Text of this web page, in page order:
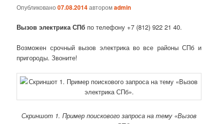
Опубликовано07.08.2014авторомadmin
Вызов электрика СПб по телефону +7 (812) 922 21 40.
Возможен срочный вызов электрика во все районы СПб и
пригороды. Звоните!
Скриншот 1. Пример поискового запроса на тему «Вызов